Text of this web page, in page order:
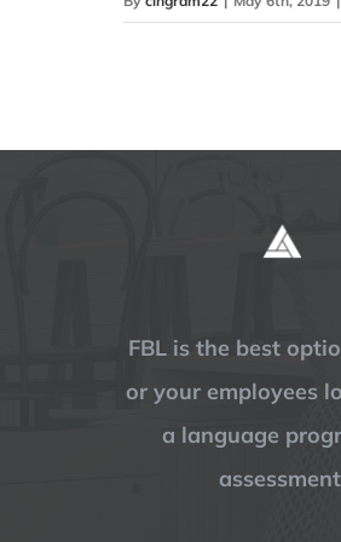
FBL is the best
or your employees
a language